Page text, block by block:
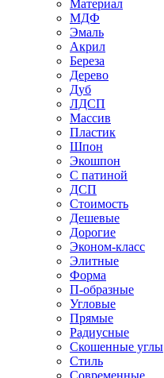
Материал
МДФ
Эмаль
Акрил
Береза
Дерево
Дуб
ЛДСП
Массив
Пластик
Шпон
Экошпон
С патиной
ДСП
Стоимость
Дешевые
Дорогие
Эконом-класс
Элитные
Форма
П-образные
Угловые
Прямые
Радиусные
Скошенные углы
Стиль
Современные